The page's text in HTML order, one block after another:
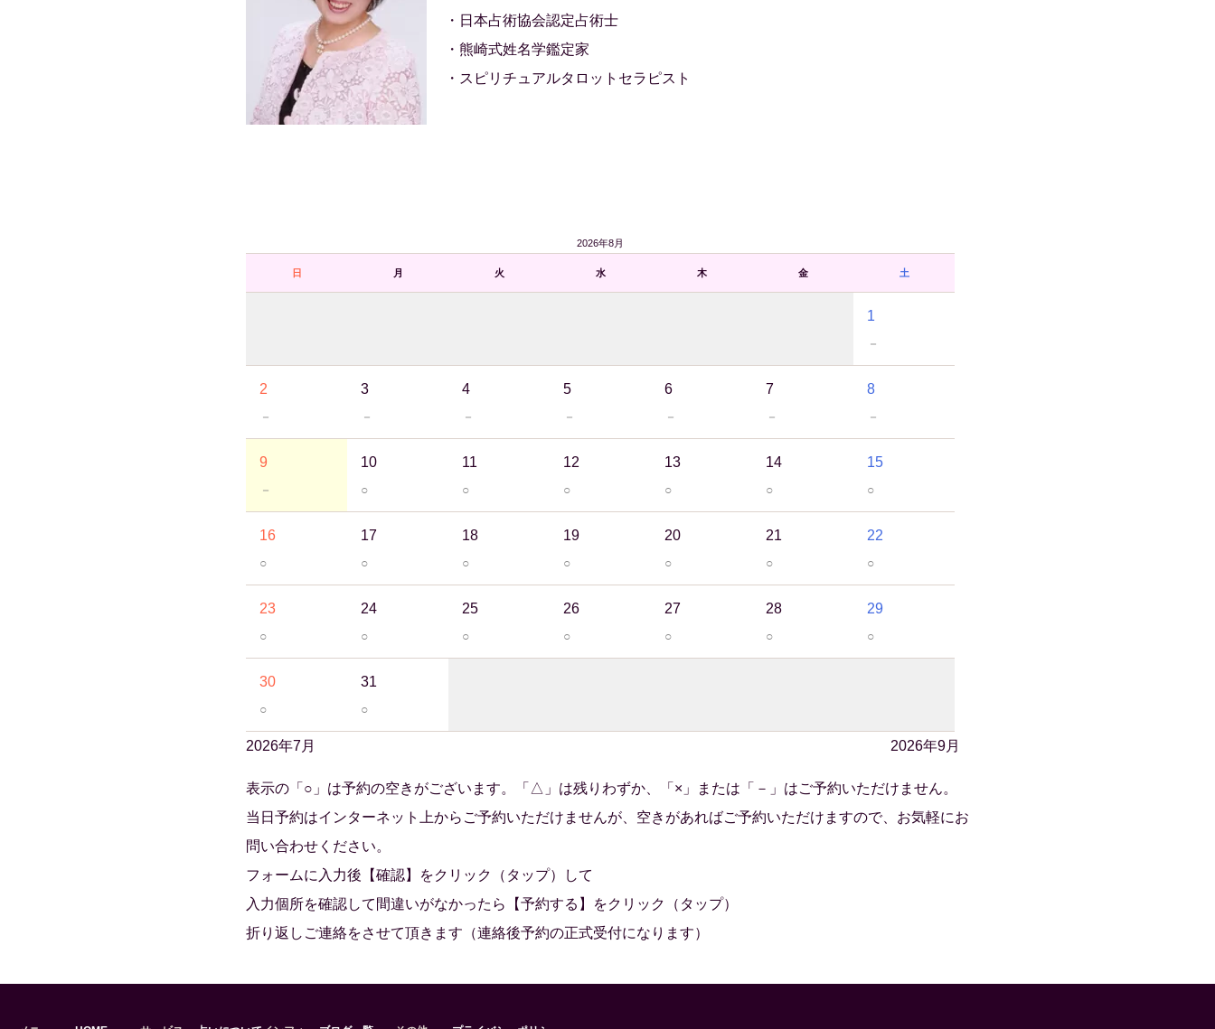
・日本占術協会認定占術士
・熊崎式姓名学鑑定家
・スピリチュアルタロットセラピスト
2026年8月
日 月 火 水 木 金 土
1
－
2
－
3
－
4
－
5
－
6
－
7
－
8
－
9
－
10
○
11
○
12
○
13
○
14
○
15
○
16
○
17
○
18
○
19
○
20
○
21
○
22
○
23
○
24
○
25
○
26
○
27
○
28
○
29
○
30
○
31
○
2026年7月 2026年9月
表示の「○」は予約の空きがございます。「△」は残りわずか、「×」または「－」はご予約いただけません。
当日予約はインターネット上からご予約いただけませんが、空きがあればご予約いただけますので、お気軽にお
問い合わせください。
フォームに入力後【確認】をクリック（タップ）して
入力個所を確認して間違いがなかったら【予約する】をクリック（タップ）
折り返しご連絡をさせて頂きます（連絡後予約の正式受付になります）